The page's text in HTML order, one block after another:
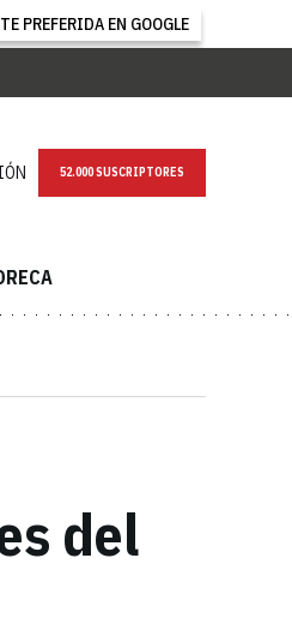
PREFERIDA EN GOOGLE
NEWSLETTER
del